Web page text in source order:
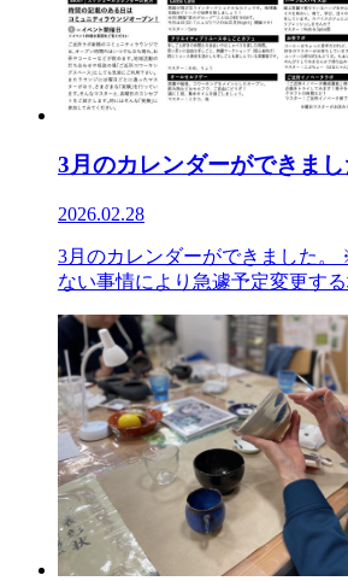
3月のカレンダーができまし
2026.02.28
3月のカレンダーができました
ない事情により急遽予定変更す